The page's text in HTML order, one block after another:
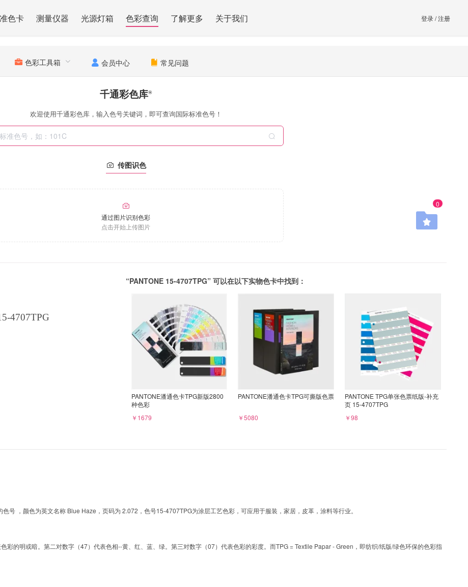
色卡 测量仪器 光源灯箱 色彩查询 了解更多 关于我们 登录/注册
色彩工具箱 会员中心 常见问题
0
千通彩色库®
欢迎使用千通彩色库，输入色号关键词，即可查询国际标准色号！
传图识色
通过图片识别色彩
点击开始上传图片
4707TPG
“PANTONE 15-4707TPG” 可以在以下实物色卡中找到：
PANTONE潘通色卡TPG新版2800
种色彩
￥1679
PANTONE潘通色卡TPG可撕版色票
￥5080
PANTONE TPG单张色票纸版-补充
页 15-4707TPG
￥98
色号 ，颜色为英文名称 Blue Haze，页码为 2.072，色号15-4707TPG为涂层工艺色彩，可应用于服装，家居，皮革，涂料等行业。
彩的明或暗。第二对数字（47）代表色相--黄、红、蓝、绿。第三对数字（07）代表色彩的彩度。而TPG = Textile Papar - Green，即纺织/纸版/绿色环保的色彩指